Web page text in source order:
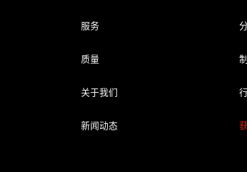
服务
质量
关于我们
新闻动态